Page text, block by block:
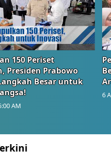
150 Periset
Presiden Prabowo
Besar untuk
AM
6